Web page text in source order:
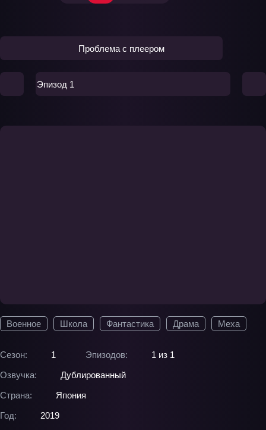
Военное Школа Фантастика Драма Меха
Сезон: 1 Эпизодов:
1 из 1
Озвучка:
Дублированный
Страна:
Япония
Год:
2019
Проблема с плеером
Эпизод 1